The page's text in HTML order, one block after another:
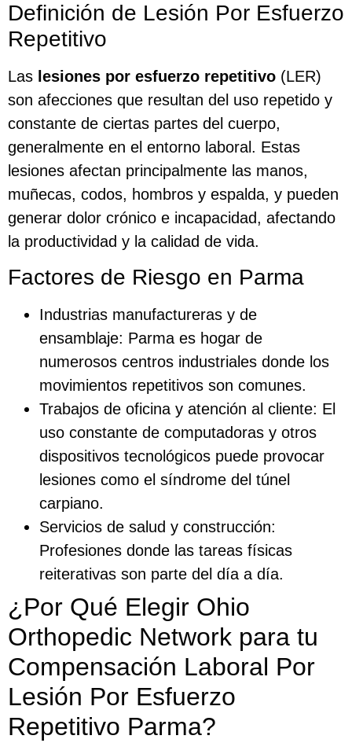
Definición de Lesión Por Esfuerzo
Repetitivo
Las lesiones por esfuerzo repetitivo (LER)
son afecciones que resultan del uso repetido y
constante de ciertas partes del cuerpo,
generalmente en el entorno laboral. Estas
lesiones afectan principalmente las manos,
muñecas, codos, hombros y espalda, y pueden
generar dolor crónico e incapacidad, afectando
la productividad y la calidad de vida.
Factores de Riesgo en Parma
Industrias manufactureras y de
ensamblaje: Parma es hogar de
numerosos centros industriales donde los
movimientos repetitivos son comunes.
Trabajos de oficina y atención al cliente: El
uso constante de computadoras y otros
dispositivos tecnológicos puede provocar
lesiones como el síndrome del túnel
carpiano.
Servicios de salud y construcción:
Profesiones donde las tareas físicas
reiterativas son parte del día a día.
¿Por Qué Elegir Ohio
Orthopedic Network para tu
Compensación Laboral Por
Lesión Por Esfuerzo
Repetitivo Parma?